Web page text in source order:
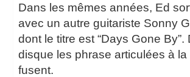
Dans les mêmes années, Ed
avec un autre guitariste Sonny
dont le titre est “Days Gone By”.
disque les phrase articulées à la
fusent.